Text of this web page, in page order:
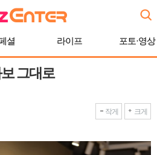
셜 라이프 포토·영상
그대로
작게 크게